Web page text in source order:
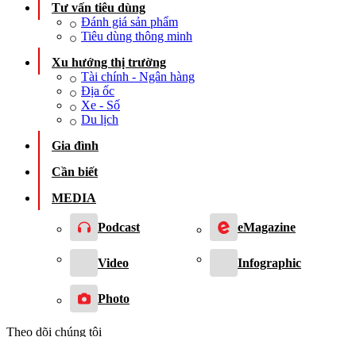
Tư vấn tiêu dùng
Đánh giá sản phẩm
Tiêu dùng thông minh
Xu hướng thị trường
Tài chính - Ngân hàng
Địa ốc
Xe - Số
Du lịch
Gia đình
Cần biết
MEDIA
Podcast eMagazine
Video Infographic
Photo
Theo dõi chúng tôi